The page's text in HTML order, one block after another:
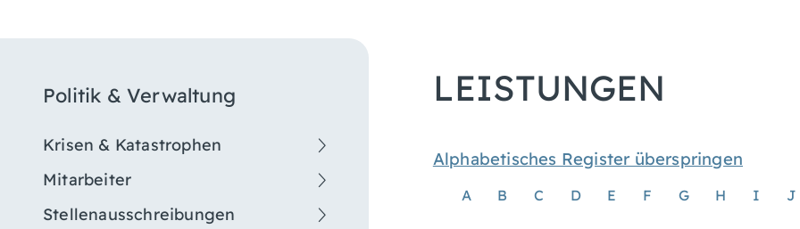
Politik & Verwaltung
Krisen & Katastrophen
Mitarbeiter
Stellenausschreibungen
LEISTUNGEN
Alphabetisches Register überspringen
A B C D E F G H I J